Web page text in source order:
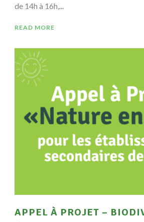
de 14h à 16h,...
READ MORE
APPEL À PROJET –